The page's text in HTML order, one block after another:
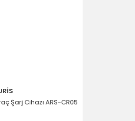
Şarj Cihazı ARS-CR05